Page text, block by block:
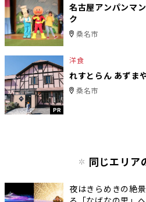
名古屋アンパンマ
ク
桑名市
PR
洋食
れすとらん あずま
桑名市
同じエリア
夜はきらめきの絶